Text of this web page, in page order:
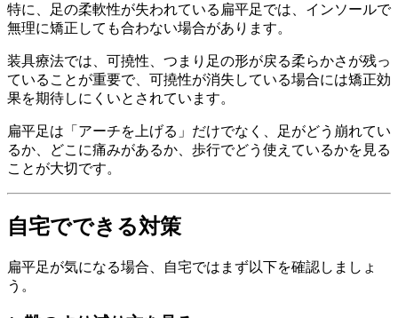
特に、足の柔軟性が失われている扁平足では、インソールで
無理に矯正しても合わない場合があります。
装具療法では、可撓性、つまり足の形が戻る柔らかさが残っ
ていることが重要で、可撓性が消失している場合には矯正効
果を期待しにくいとされています。
扁平足は「アーチを上げる」だけでなく、足がどう崩れてい
るか、どこに痛みがあるか、歩行でどう使えているかを見る
ことが大切です。
自宅でできる対策
扁平足が気になる場合、自宅ではまず以下を確認しましょ
う。